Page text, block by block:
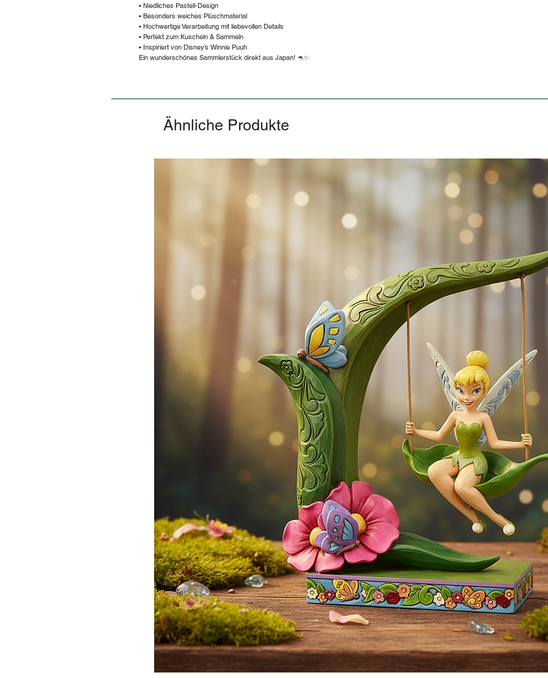
• Niedliches Pastell-Design
• Besonders weiches Plüschmaterial
• Hochwertige Verarbeitung mit liebevollen Details
• Perfekt zum Kuscheln & Sammeln
• Inspiriert von Disney’s Winnie Puuh
Ein wunderschönes Sammlerstück direkt aus Japan! 🦘✨
Ähnliche Produkte